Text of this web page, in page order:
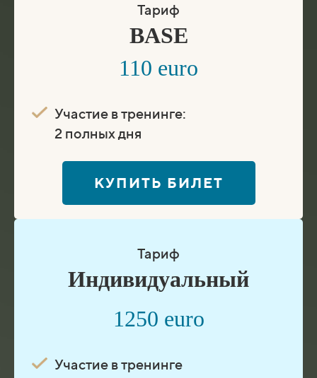
Тариф
BASE
110 euro
Участие в тренинге:
2 полных дня
КУПИТЬ БИЛЕТ
Тариф
Индивидуальный
1250 euro
Участие в тренинге